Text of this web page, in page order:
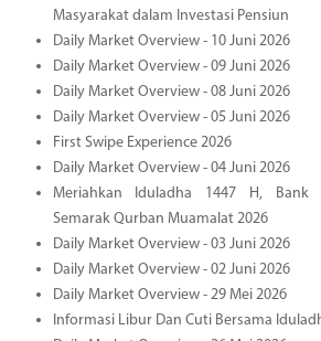
Masyarakat dalam Investasi Pensiun
Daily Market Overview - 10 Juni 2026
Daily Market Overview - 09 Juni 2026
Daily Market Overview - 08 Juni 2026
Daily Market Overview - 05 Juni 2026
First Swipe Experience 2026
Daily Market Overview - 04 Juni 2026
Meriahkan Iduladha 1447 H, Bank
Semarak Qurban Muamalat 2026
Daily Market Overview - 03 Juni 2026
Daily Market Overview - 02 Juni 2026
Daily Market Overview - 29 Mei 2026
Informasi Libur Dan Cuti Bersama